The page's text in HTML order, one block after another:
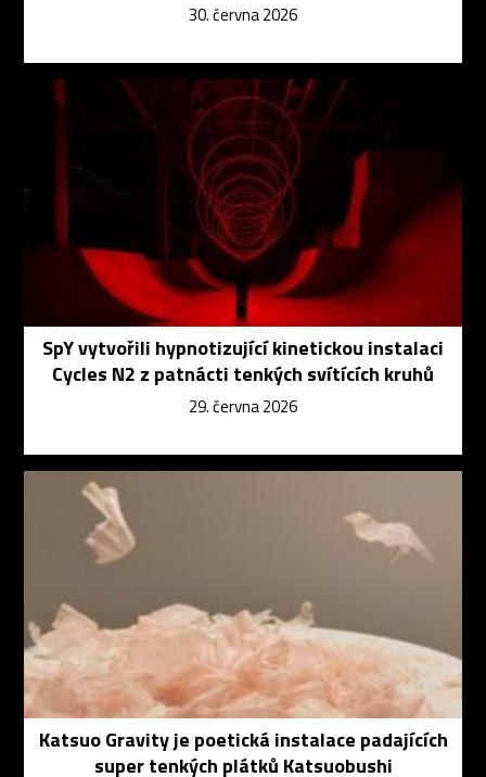
30. června 2026
SpY vytvořili hypnotizující kinetickou instalaci
Cycles N2 z patnácti tenkých svítících kruhů
29. června 2026
Katsuo Gravity je poetická instalace padajících
super tenkých plátků Katsuobushi